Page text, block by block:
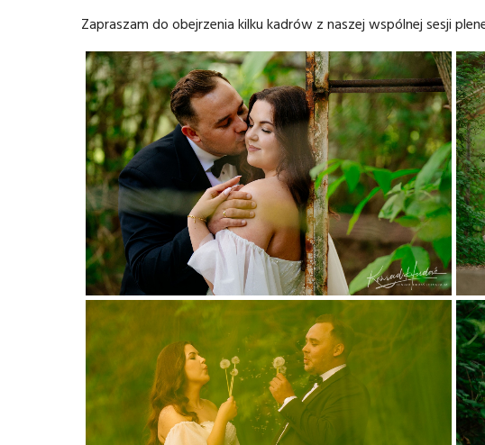
Zapraszam do obejrzenia kilku kadrów z naszej wspólnej sesji